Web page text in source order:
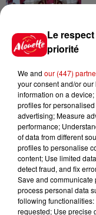
Jeux
à
Le
priorité
We and our (447)
your consent and/or
information on a
profiles for
advertising; Measure
performance;
of data from different
profiles to personalise
content; Use limited
detect fraud, and fix
Save and
process personal data
following
requested; Use precise